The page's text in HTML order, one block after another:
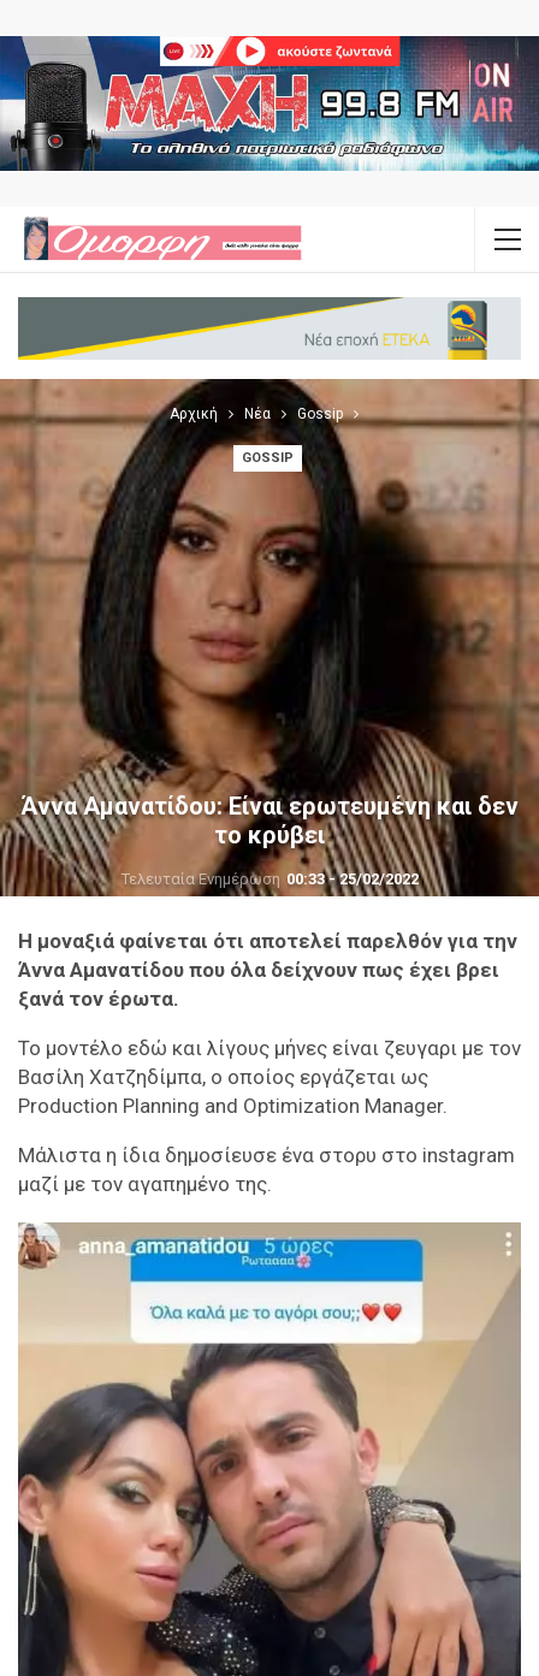
Αρχική Νέα Gossip
GOSSIP
Άννα Αμανατίδου: Είναι ερωτευμένη και δεν
το κρύβει
Τελευταία Ενημέρωση 00:33 - 25/02/2022
Η μοναξιά φαίνεται ότι αποτελεί παρελθόν για την
Άννα Αμανατίδου που όλα δείχνουν πως έχει βρει
ξανά τον έρωτα.
Το μοντέλο εδώ και λίγους μήνες είναι ζευγαρι με τον
Βασίλη Χατζηδίμπα, ο οποίος εργάζεται ως
Production Planning and Optimization Manager.
Μάλιστα η ίδια δημοσίευσε ένα στορυ στο instagram
μαζί με τον αγαπημένο της.